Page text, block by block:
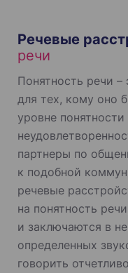
Речевые
речи
Понятность речи –
для тех, кому оно
уровне
партнеры по
к подобной
речевые
на понятность
и заключаются в
определенных
говорить